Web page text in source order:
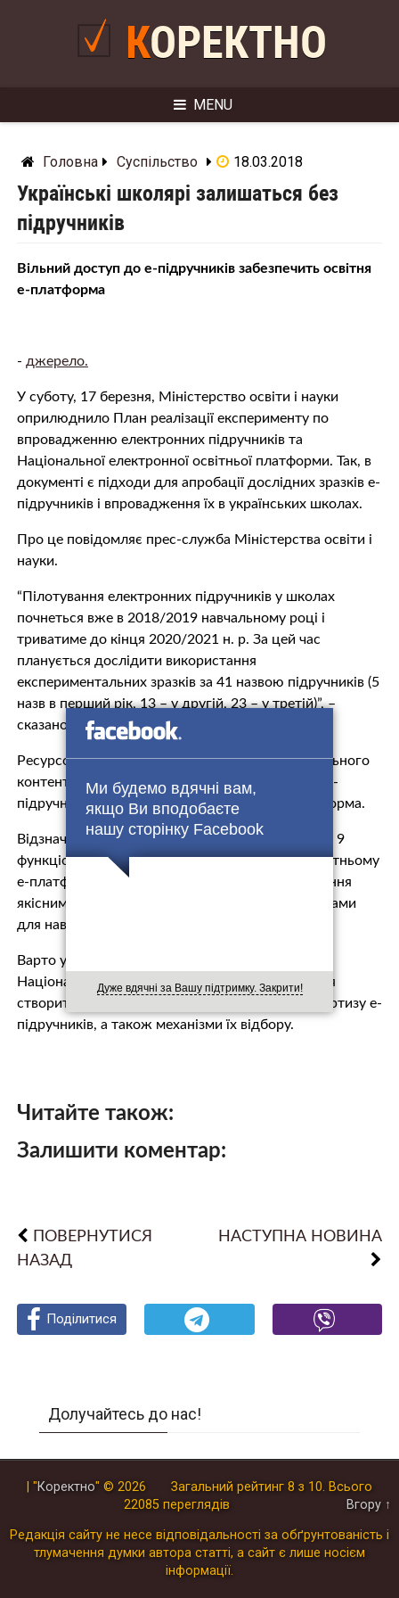
Ми будемо вдячні вам,
якщо Ви вподобаєте
нашу сторінку Facebook
Дуже вдячні за Вашу підтримку. Закрити!
КОРЕКТНО
MENU
Головна Суспільство 18.03.2018
Українські школярі залишаться без
підручників
Вільний доступ до е-підручників забезпечить освітня
е-платформа
- джерело.
У суботу, 17 березня, Міністерство освіти і науки
оприлюднило План реалізації експерименту по
впровадженню електронних підручників та
Національної електронної освітньої платформи. Так, в
документі є підходи для апробації дослідних зразків е-
підручників і впровадження їх в українських школах.
Про це повідомляє прес-служба Міністерства освіти і
науки.
“Пілотування електронних підручників у школах
почнеться вже в 2018/2019 навчальному році і
триватиме до кінця 2020/2021 н. р. За цей час
планується дослідити використання
експериментальних зразків за 41 назвою підручників (5
назв в перший рік, 13 – у другій, 23 – у третій)”, –
сказано в повідомленні.
Ресурсом для розміщення електронного навчального
контенту та забезпечення вільного доступу до е-
підручників стане Національна освітня е-платформа.
Відзначимо, що вона буде містити щонайменше 9
функціональних модулів. У найближчому майбутньому
е-платформа буде одним з елементів забезпечення
якісним освітнім контентом та освітніми послугами
для навчання протягом життя.
Варто уточнити, що вже в цьому році в рамках
Національної освітньої е-платформи планується
створити модулі, які забезпечать прозору експертизу е-
підручників, а також механізми їх відбору.
Читайте також:
Залишити коментар:
ПОВЕРНУТИСЯ
НАЗАД
НАСТУПНА НОВИНА
Поділитися
Поділитися
Поділитися
Долучайтесь до нас!
| "Коректно" © 2026 Загальний рейтинг 8 з 10. Всього
22085 переглядів Вгору ↑
Редакція сайту не несе відповідальності за обґрунтованість і
тлумачення думки автора статті, а сайт є лише носієм
інформації.